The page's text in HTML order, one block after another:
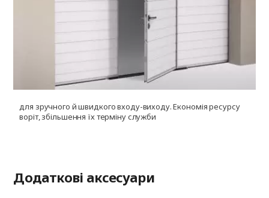
для зручного й швидкого входу-виходу. Економія ресурсу
воріт, збільшення їх терміну служби
Додаткові аксесуари